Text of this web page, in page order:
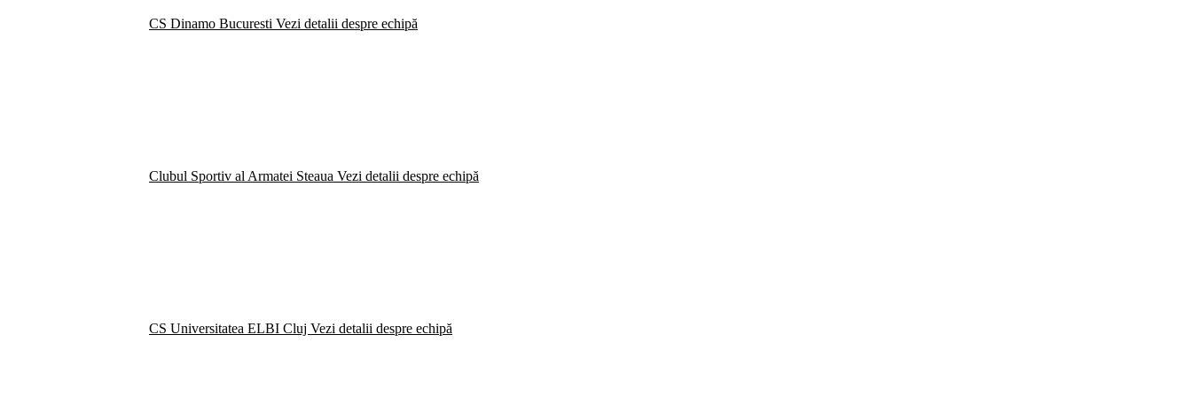
CS Dinamo Bucuresti Vezi detalii despre echipă
Clubul Sportiv al Armatei Steaua Vezi detalii despre echipă
CS Universitatea ELBI Cluj Vezi detalii despre echipă